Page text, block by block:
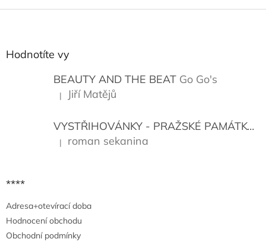
k
p
i
v
Z
Hodnotíte vy
BEAUTY AND THE BEAT Go Go's
Hodnocení produktu je 5 z 5 hvězdiček.
| Jiří Matějů
VYSTŘIHOVÁNKY - PRAŽSKÉ PAMÁTKY
Hodnocení produktu je 5 z 5 hvězdiček.
| roman sekanina
****
Adresa+otevírací doba
Hodnocení obchodu
Obchodní podmínky